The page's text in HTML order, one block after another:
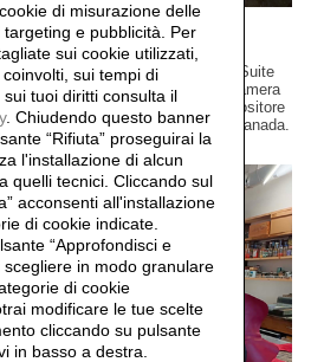
De
Mascia Manunza
Camera Chiara, 2025
Edizione a tiratura limitata. Suite
per vinile e CD musicale, Camera
Lucida, del musicista/compositore
David Occhipinti, Toronto, Canada.
di misurazione delle
e pubblicità. Per
sui cookie utilizzati,
sui tempi di
tuoi diritti consulta il
. Chiudendo questo banner
“Rifiuta” proseguirai la
l'installazione di alcun
quelli tecnici. Cliccando sul
acconsenti all'installazione
di cookie indicate.
“Approfondisci e
scegliere in modo granulare
di cookie
modificare le tue scelte
cliccando su pulsante
in basso a destra.